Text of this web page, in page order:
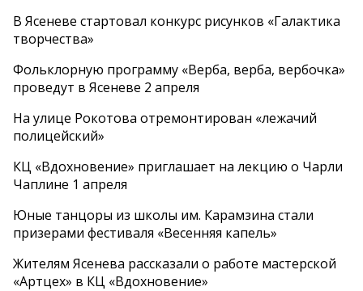
В Ясеневе стартовал конкурс рисунков «Галактика
творчества»
Фольклорную программу «Верба, верба, вербочка»
проведут в Ясеневе 2 апреля
На улице Рокотова отремонтирован «лежачий
полицейский»
КЦ «Вдохновение» приглашает на лекцию о Чарли
Чаплине 1 апреля
Юные танцоры из школы им. Карамзина стали
призерами фестиваля «Весенняя капель»
Жителям Ясенева рассказали о работе мастерской
«Артцех» в КЦ «Вдохновение»